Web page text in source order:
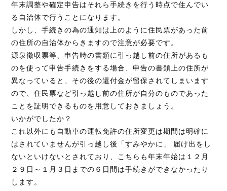
年末調整や確定申告はそれら手続きを行う時点で住んでい
る自治体で行うことになります。
しかし、手続きの為の通知は上のように住民票があった前
の住所の自治体からきますので注意が必要です。
源泉徴収票等、申告時の書類に引っ越し前の住所があるも
のを使って申告手続きをする場合、申告の書類上の住所が
異なっていると、その後の還付金が留保されてしまいます
ので、住民票など引っ越し前の住所が自分のものであった
ことを証明できるものを用意しておきましょう。
いかがでしたか？
これ以外にも自動車の運転免許の住所変更は期間は明確に
はされていませんが引っ越し後「すみやかに」 届け出をし
ないといけないとされており、こちらも年末年始は１２月
２９日～１月３日までの６日間は手続きができなかったり
します。